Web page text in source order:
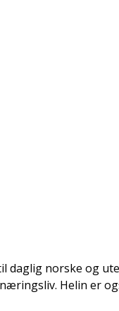
daglig norske og
Helin er